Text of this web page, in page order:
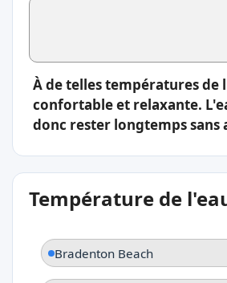
À de telles températures de
confortable et relaxante.
donc rester longtemps sans
Température de
Bradenton Beach